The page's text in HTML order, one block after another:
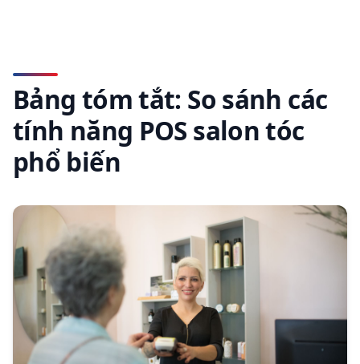
Bảng tóm tắt: So sánh các
tính năng POS salon tóc
phổ biến